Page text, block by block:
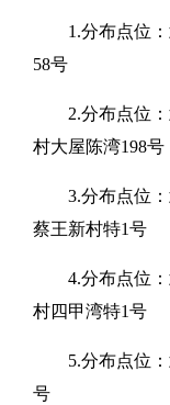
1.分布点位
58号
2.分布点位
村大屋陈湾198号
3.分布点位
蔡王新村特1号
4.分布点位
村四甲湾特1号
5.分布点位
号